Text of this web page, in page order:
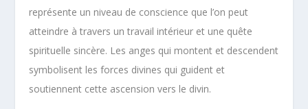
représente un niveau de conscience que l’on peut
atteindre à travers un travail intérieur et une quête
spirituelle sincère. Les anges qui montent et descendent
symbolisent les forces divines qui guident et
soutiennent cette ascension vers le divin.